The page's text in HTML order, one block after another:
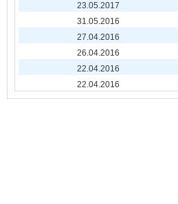
23.05.2017
31.05.2016
27.04.2016
26.04.2016
22.04.2016
22.04.2016